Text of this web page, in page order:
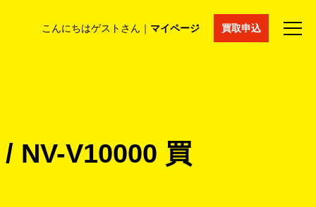
こんにちはゲストさん｜ マイページ 買取申込
コラム マイページ 採用情報 通販サイト
NV-V10000 買